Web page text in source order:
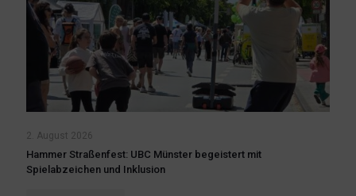
2. August 2026
Hammer Straßenfest: UBC Münster begeistert mit
Spielabzeichen und Inklusion